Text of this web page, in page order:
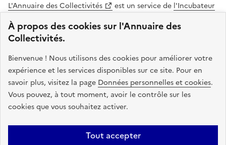
À propos des cookies sur l'Annuaire des
Collectivités.
Bienvenue ! Nous utilisons des cookies pour améliorer votre
expérience et les services disponibles sur ce site. Pour en
savoir plus, visitez la page Données personnelles et cookies.
Vous pouvez, à tout moment, avoir le contrôle sur les
cookies que vous souhaitez activer.
Tout accepter
L'Annuaire des Collectivités est un service de l'Incubateur
des Territoires
Cohésion des Territoires
. Le code source de ce site web
est disponible en licence libre. Le design de ce site est conçu
avec le système de design de l’État.
legifrance.gouv.fr
info.gouv.fr
service-public.gouv.fr
data.gouv.fr
Plan du site Accessibilite : non conforme
Mentions légales